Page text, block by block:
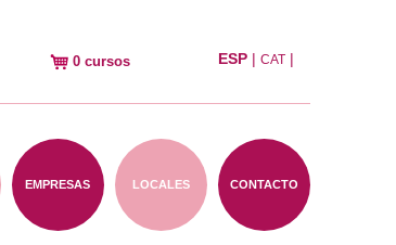
0 cursos ESP| CAT|
CONTACTO
LOCALES
EMPRESAS